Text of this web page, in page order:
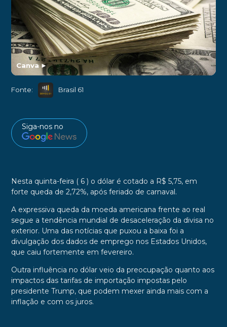
Canva►
Fonte: Brasil 61
Siga-nos no
Nesta quinta-feira ( 6 ) o dólar é cotado a R$ 5,75, em
forte queda de 2,72%, após feriado de carnaval.
A expressiva queda da moeda americana frente ao real
segue a tendência mundial de desaceleração da divisa no
exterior. Uma das notícias que puxou a baixa foi a
divulgação dos dados de emprego nos Estados Unidos,
que caiu fortemente em fevereiro.
Outra influência no dólar veio da preocupação quanto aos
impactos das tarifas de importação impostas pelo
presidente Trump, que podem mexer ainda mais com a
inflação e com os juros.